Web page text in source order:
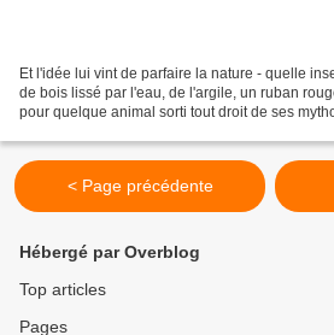
Et l'idée lui vint de parfaire la nature - quelle
de bois lissé par l'eau, de l'argile, un ruban
pour quelque animal sorti tout droit de ses
< Page précédente
Hébergé par Overblog
Top articles
Pages